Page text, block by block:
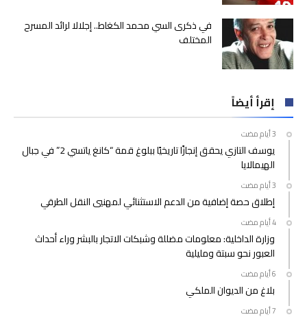
في ذكرى السي محمد الكغاط.. إجلالا لرائد المسرح
المختلف
إقرأ أيضاً
يوسف التازي يحقق إنجازًا تاريخيًا ببلوغ قمة “كانغ ياتسي 2” في جبال
الهيمالايا
إطلاق حصة إضافية من الدعم الاستثنائي لمهنيي النقل الطرقي
وزارة الداخلية: معلومات مضللة وشبكات الاتجار بالبشر وراء أحداث
العبور نحو سبتة ومليلية
بلاغ من الديوان الملكي